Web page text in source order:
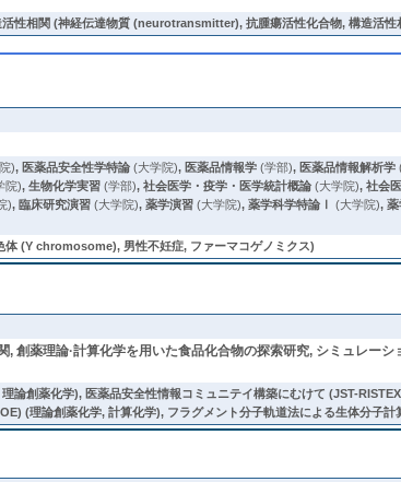
性相関 (神経伝達物質 (neurotransmitter), 抗腫瘍活性化合物, 構造活性
), 医薬品安全性学特論 (大学院), 医薬品情報学 (学部), 医薬品情報解析学
院),生物化学実習 (学部),社会医学・疫学・医学統計概論 (大学院),社会
),臨床研究演習 (大学院),薬学演習 (大学院),薬学科学特論Ⅰ (大学院),
体 (Y chromosome), 男性不妊症, ファーマコゲノミクス)
薬理論·計算化学を用いた食品化合物の探索研究, シミュレー
創薬化学), 医薬品安全性情報コミュニテイ構築にむけて (JST-
(理論創薬化学, 計算化学), フラグメント分子軌道法による生体分子計